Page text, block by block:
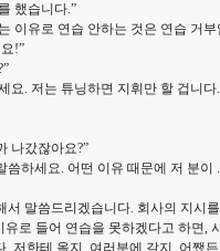
했습니다.”
이유로 연습 안하는 것은 연습 거부
!”
요. 저는 튜닝하면 지휘만 할 겁니
나갔잖아요?”
씀하세요. 어떤 이유 때문에 저 분
말씀드리겠습니다. 회사의 지
로 들어 연습을 못하겠다고 하면
저한테 올지, 여러분에 갈지, 어